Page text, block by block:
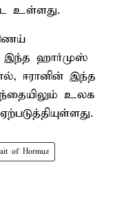
உள்ளது.
இந்த ஹார்முஸ்
ஈரானின் இந்த
சந்தையிலும் உலக
of Hormuz